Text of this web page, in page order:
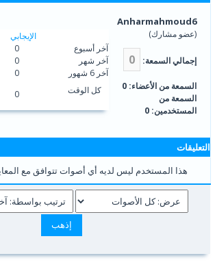
Anharmahmoud6
(عضو مشارك)
إجمالي السمعة: 0
السمعة من الأعضاء: 0
السمعة من
المستخدمين: 0
الإيجابي
آخر أسبوع
0
آخر شهر
0
آخر 6 شهور
0
كل الوقت
0
التعليقات
هذا المستخدم ليس لديه أي أصوات تتوافق مع